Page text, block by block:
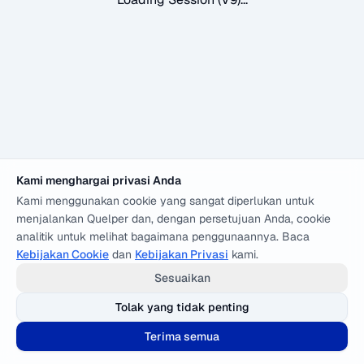
Kami menghargai privasi Anda
Kami menggunakan cookie yang sangat diperlukan untuk
menjalankan Quelper dan, dengan persetujuan Anda, cookie
analitik untuk melihat bagaimana penggunaannya. Baca
Kebijakan Cookie dan Kebijakan Privasi kami.
Sesuaikan
Tolak yang tidak penting
Terima semua